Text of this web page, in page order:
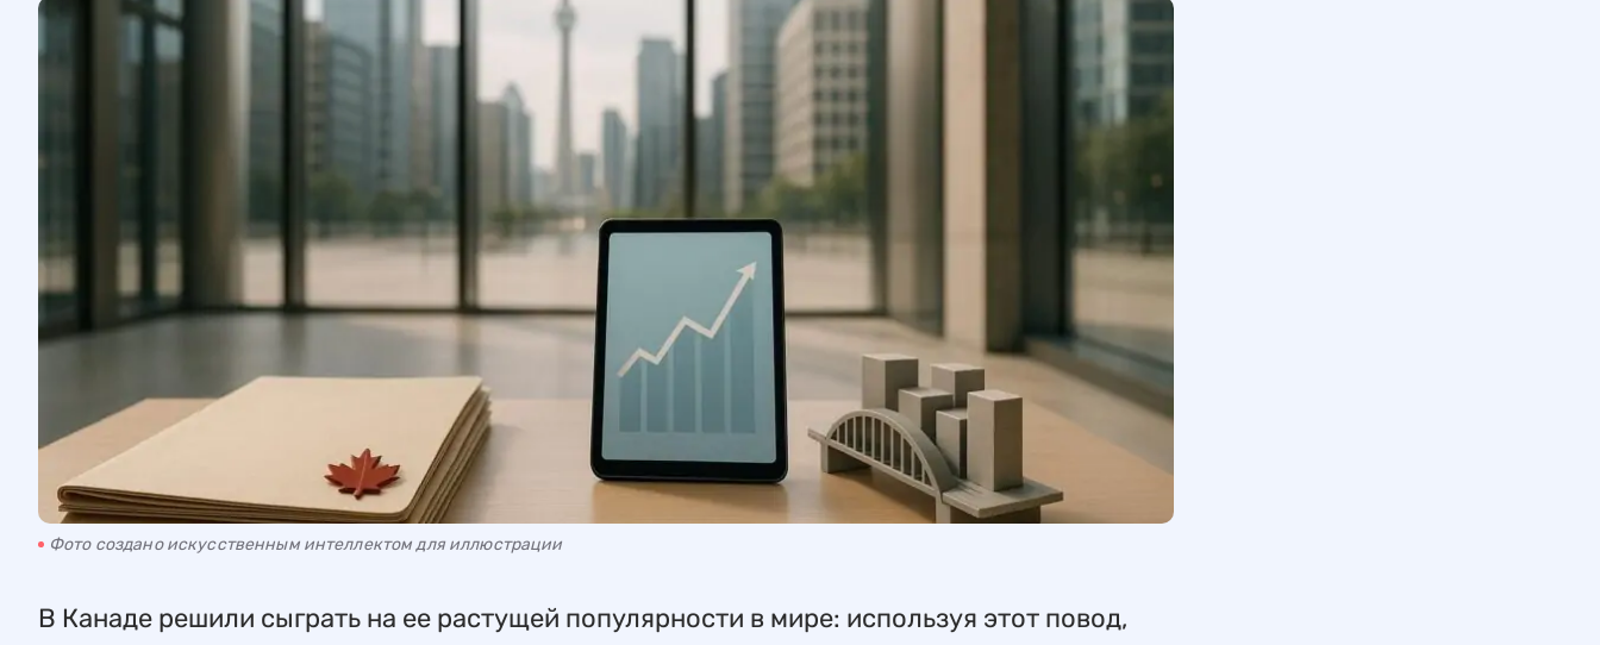
Фото создано искусственным интеллектом для иллюстрации
В Канаде решили сыграть на ее растущей популярности в мире: используя этот повод,